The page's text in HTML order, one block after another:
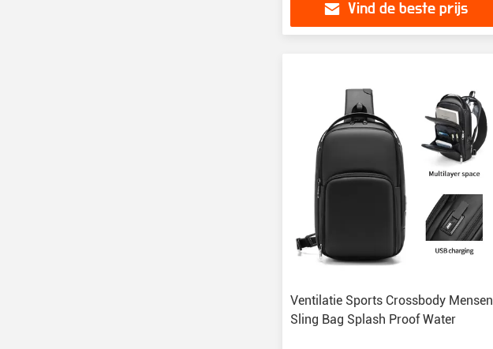
Vind de beste prijs
Ventilatie Sports Crossbody Mensen
Sling Bag Splash Proof Water